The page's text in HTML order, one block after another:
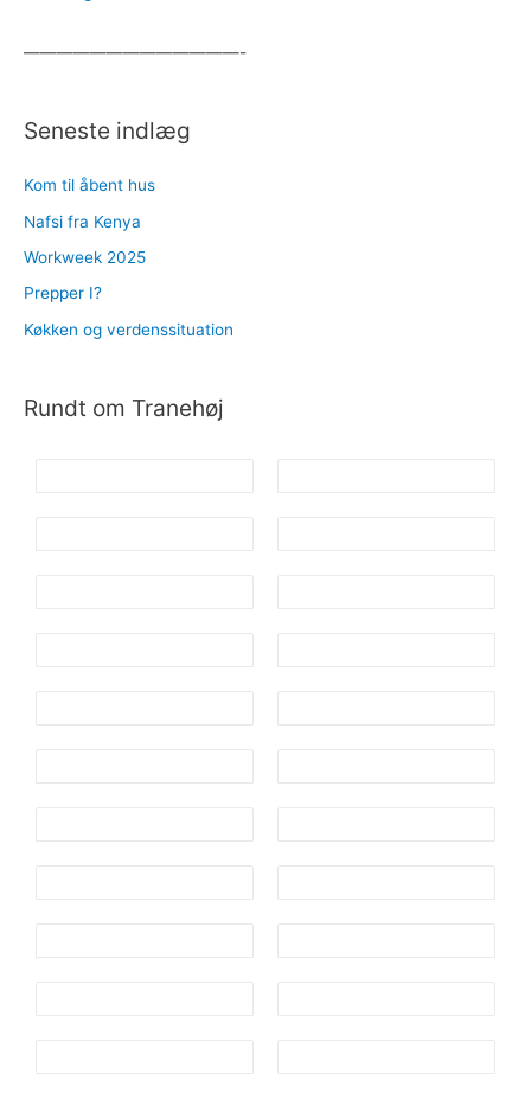
—————————————-
Seneste indlæg
Kom til åbent hus
Nafsi fra Kenya
Workweek 2025
Prepper I?
Køkken og verdenssituation
Rundt om Tranehøj